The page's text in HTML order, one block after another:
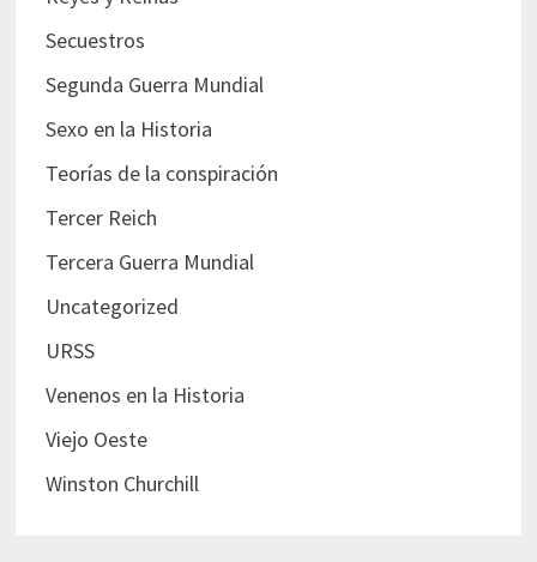
Secuestros
Segunda Guerra Mundial
Sexo en la Historia
Teorías de la conspiración
Tercer Reich
Tercera Guerra Mundial
Uncategorized
URSS
Venenos en la Historia
Viejo Oeste
Winston Churchill